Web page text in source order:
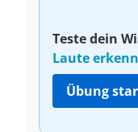
Teste dein
Laute
Übung